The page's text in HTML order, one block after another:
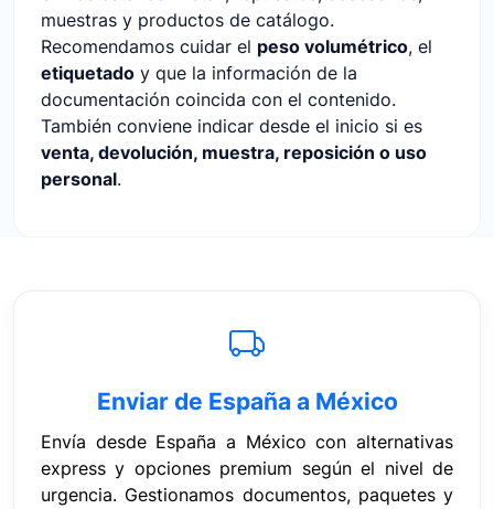
muestras y productos de catálogo.
Recomendamos cuidar el peso volumétrico, el
etiquetado y que la información de la
documentación coincida con el contenido.
También conviene indicar desde el inicio si es
venta, devolución, muestra, reposición o uso
personal.
Enviar de España a México
Envía desde España a México con alternativas
express y opciones premium según el nivel de
urgencia. Gestionamos documentos, paquetes y